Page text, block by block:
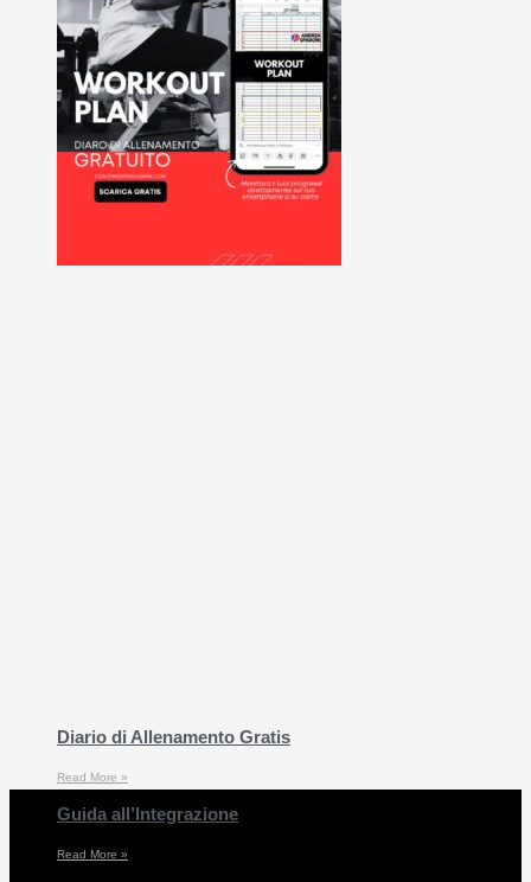
Diario di Allenamento Gratis
Read More »
Guida all’Integrazione
Read More »